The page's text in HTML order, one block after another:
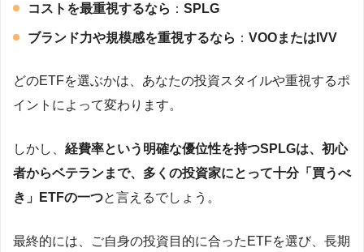
コストを最重視するなら ： SPLG
ブランド力や規模感を重視するなら ： VOOまたはIVV
どのETFを選ぶかは、あなたの投資スタイルや重視するポ
イントによって変わります。
しかし、 経費率という明確な優位性を持つSPLGは、初心
者からベテランまで、多くの投資家にとって十分「買うべ
き」ETFの一つと言えるでしょう。
最終的には、ご自身の投資目的に合ったETFを選び、長期